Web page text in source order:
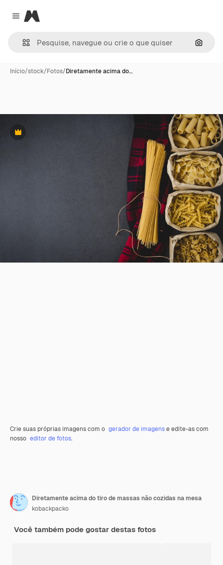
Close menu
Magnific
Início/stock/Fotos/Diretamente acima do…
Premium
Crie suas próprias imagens com o gerador de imagense edite-as com
nosso editor de fotos.
Diretamente acima do tiro de massas não cozidas na mesa
kobackpacko
Você também pode gostar destas fotos